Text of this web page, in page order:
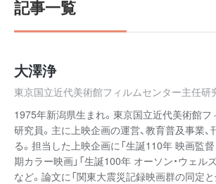
記事一覧
大澤浄
東京国立近代美術館フィルムセンター主任研
1975年新潟県生まれ。東京国立近代美術館
研究員。主に上映企画の運営、教育普及事業
る。担当した上映企画に「生誕110年 映画監督
期カラー映画」「生誕100年 オーソン・ウェ
など。論文に「関東大震災記録映画群の同定と